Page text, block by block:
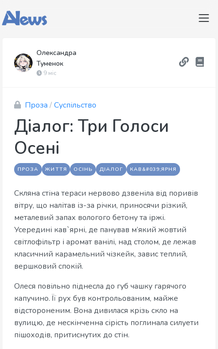
Олександра
Туменок
9 міс
Проза /Суспільство
Діалог: Три Голоси
Осені
ПРОЗА ЖИТТЯ ОСІНЬ ДІАЛОГ КАВ&#039;ЯРНЯ
Скляна стіна тераси нервово дзвеніла від поривів
вітру, що налітав із-за річки, приносячи різкий,
металевий запах вологого бетону та іржі.
Усередині кав`ярні, де панував м’який жовтий
світлофільтр і аромат ванілі, над столом, де лежав
класичний карамельний чізкейк, завис теплий,
вершковий спокій.
Олеся повільно піднесла до губ чашку гарячого
капучино. Її рух був контрольованим, майже
відстороненим. Вона дивилася крізь скло на
вулицю, де нескінченна сірість поглинала силуети
пішоходів, притиснутих до стін.